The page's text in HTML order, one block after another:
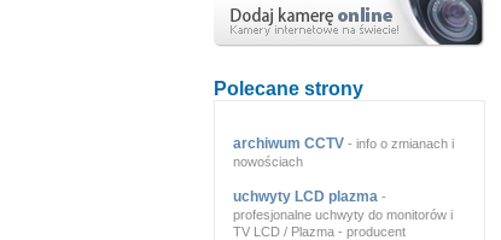
Polecane strony
archiwum CCTV - info o zmianach i
nowościach
uchwyty LCD plazma -
profesjonalne uchwyty do monitorów i
TV LCD / Plazma - producent